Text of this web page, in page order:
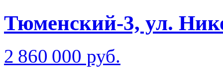
Тюменский-3, ул.
2 860 000 руб.